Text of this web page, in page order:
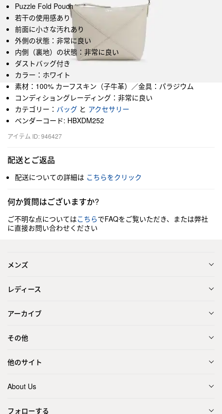
Puzzle Fold Pouch
若干の使用感あり
前面に小さな汚れあり
外側の状態：非常に良い
内側（裏地）の状態：非常に良い
ダストバッグ付き
カラー：ホワイト
素材：100% カーフスキン（子牛革）／金具：パラジウム
コンディショングレーディング：非常に良い
カテゴリー： バッグ と アクセサリー
ベンダーコード: HBXDM252
アイテム ID: 946427
配送とご返品
配送についての詳細は こちらをクリック
何か質問はございますか?
ご不明な点についてはこちらでFAQをご覧いただき、または弊社
に直接お問い合わせください
メンズ
レディース
アーカイブ
その他
他のサイト
About Us
フォローする